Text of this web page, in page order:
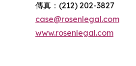
傳真：(212) 202-3827
case@rosenlegal.com
www.rosenlegal.com